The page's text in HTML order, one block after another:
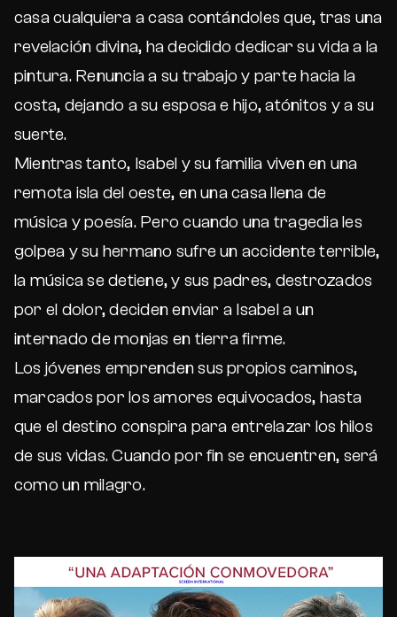
casa cualquiera a casa contándoles que, tras una
revelación divina, ha decidido dedicar su vida a la
pintura. Renuncia a su trabajo y parte hacia la
costa, dejando a su esposa e hijo, atónitos y a su
suerte.
Mientras tanto, Isabel y su familia viven en una
remota isla del oeste, en una casa llena de
música y poesía. Pero cuando una tragedia les
golpea y su hermano sufre un accidente terrible,
la música se detiene, y sus padres, destrozados
por el dolor, deciden enviar a Isabel a un
internado de monjas en tierra firme.
Los jóvenes emprenden sus propios caminos,
marcados por los amores equivocados, hasta
que el destino conspira para entrelazar los hilos
de sus vidas. Cuando por fin se encuentren, será
como un milagro.